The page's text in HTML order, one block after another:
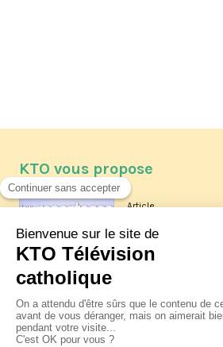
KTO vous propose
Article
Les reportages
La visite
XIV à Assise à
jeudi 6 août